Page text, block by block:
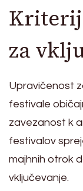
za
Upravičenost
festivale
zavezanost k
festivalov
majhnih otrok
vključevanje.